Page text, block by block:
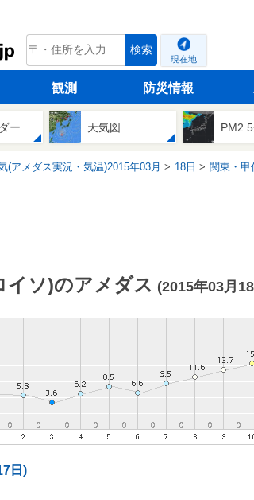
tenki.jp 検索
現在地
観測 防災情報
ー 天気図
(アメダス実況・気温)2015年03月 18日 関東・甲
イソ)のアメダス (2015年03月
日)